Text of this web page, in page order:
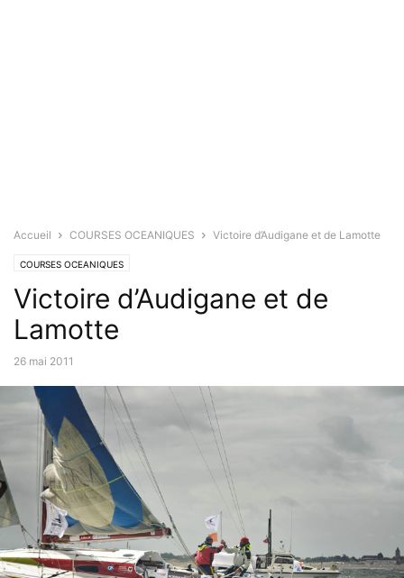
Accueil COURSES OCEANIQUES Victoire d’Audigane et de Lamotte
COURSES OCEANIQUES
Victoire d’Audigane et de
Lamotte
26 mai 2011